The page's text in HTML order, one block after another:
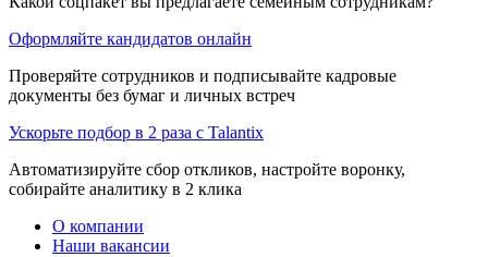
Оформляйте кандидатов онлайн
Проверяйте сотрудников и подписывайте кадровые
документы без бумаг и личных встреч
Ускорьте подбор в 2 раза с Talantix
Автоматизируйте сбор откликов, настройте воронку,
собирайте аналитику в 2 клика
О компании
Наши вакансии